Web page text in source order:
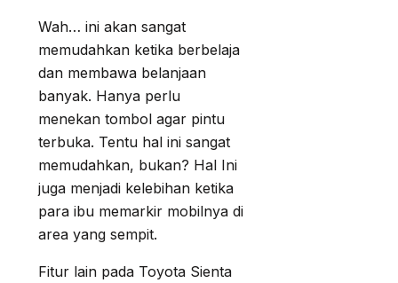
Wah… ini akan sangat
memudahkan ketika berbelaja
dan membawa belanjaan
banyak. Hanya perlu
menekan tombol agar pintu
terbuka. Tentu hal ini sangat
memudahkan, bukan? Hal Ini
juga menjadi kelebihan ketika
para ibu memarkir mobilnya di
area yang sempit.
Fitur lain pada Toyota Sienta